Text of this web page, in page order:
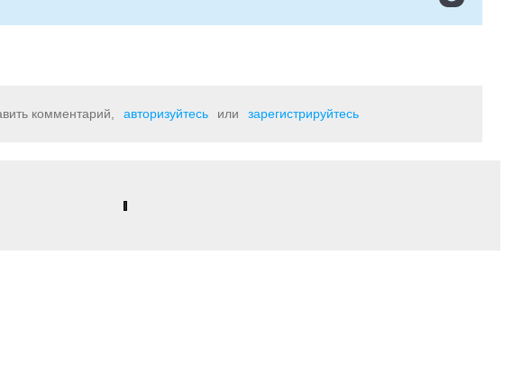
комментарий, авторизуйтесь или зарегистрируйтесь